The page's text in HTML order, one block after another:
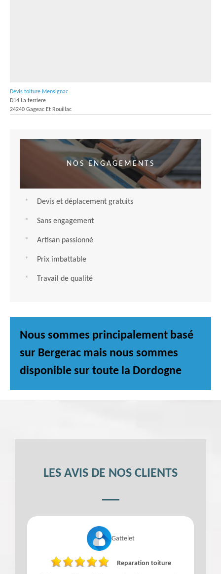
Devis toiture Mensignac
D14 La ferriere
24240 Gageac Et Rouillac
NOS ENGAGEMENTS
Devis et déplacement gratuits
Sans engagement
Artisan passionné
Prix imbattable
Travail de qualité
Nous sommes principalement basé
sur Bergerac mais nous sommes
disponible sur toute la Dordogne
LES AVIS DE NOS CLIENTS
Gattelet
Reparation toiture